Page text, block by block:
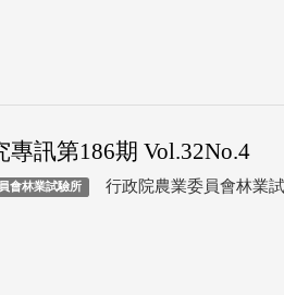
專訊第186期 Vol.32No.4
會林業試驗所 行政院農業委員會林業